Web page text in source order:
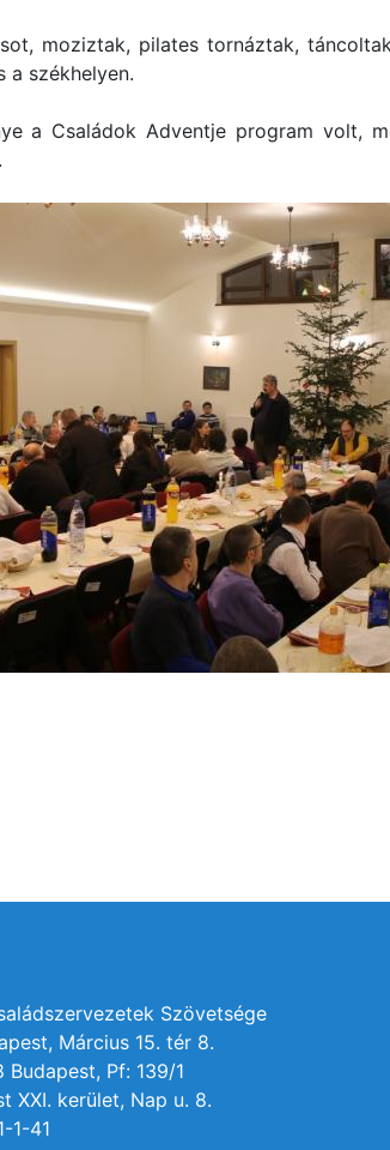
moziztak, pilates tornáztak,
a székhelyen.
a Családok Adventje program volt,
Szövetsége
Március 15. tér 8.
Budapest, Pf: 139/1
XXI. kerület, Nap u. 8.
1-41